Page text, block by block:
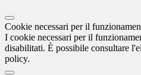
Cookie necessari per il
I cookie necessari per il
disabilitati. È possibile consultare
policy.